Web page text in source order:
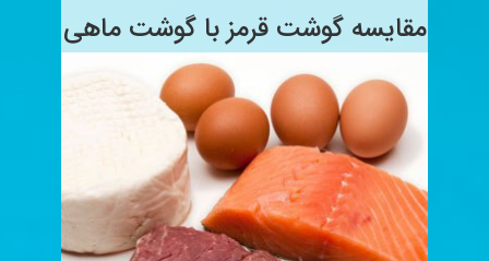
مقایسه گوشت قرمز با گوشت ماهی